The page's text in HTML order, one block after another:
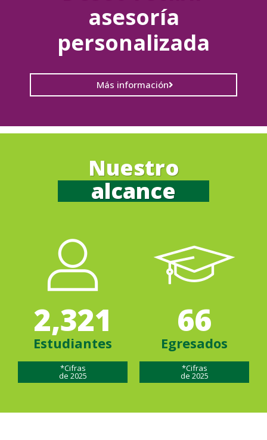
asesoría
personalizada
Más información
Nuestro
alcance
2,321
Estudiantes
*Cifras
de 2025
66
Egresados
*Cifras
de 2025